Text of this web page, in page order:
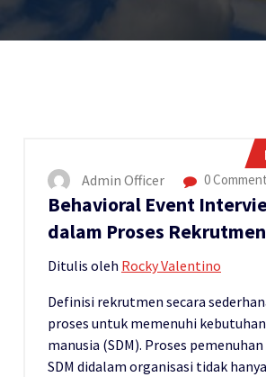
Admin Officer 0
Behavioral Event
dalam Proses Rekrutmen
Ditulis oleh Rocky Valentino
Definisi rekrutmen secara
proses untuk memenuhi
manusia (SDM). Proses
SDM didalam organisasi tidak